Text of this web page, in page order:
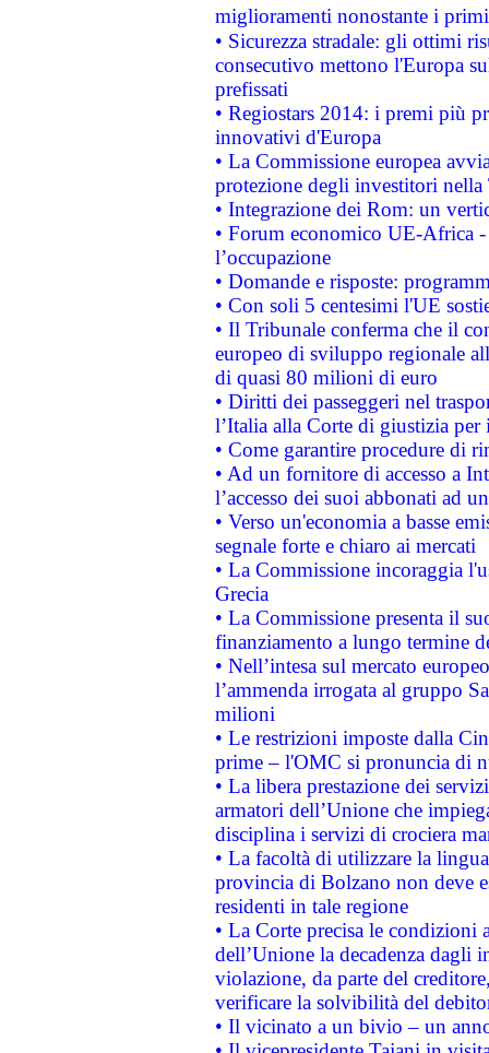
miglioramenti nonostante i
• Sicurezza stradale: gli ottimi
consecutivo mettono l'Europa
prefissati
• Regiostars 2014: i premi più
innovativi d'Europa
• La Commissione europea
protezione degli investitori
• Integrazione dei Rom: un
• Forum economico UE-Africa -
l’occupazione
• Domande e risposte:
• Con soli 5 centesimi l'UE
• Il Tribunale conferma che il
europeo di sviluppo regionale
di quasi 80 milioni di euro
• Diritti dei passeggeri nel
l’Italia alla Corte di giustizia
• Come garantire procedure di
• Ad un fornitore di accesso a
l’accesso dei suoi abbonati ad
• Verso un'economia a basse
segnale forte e chiaro ai mercati
• La Commissione incoraggia
Grecia
• La Commissione presenta il
finanziamento a lungo termine
• Nell’intesa sul mercato
l’ammenda irrogata al gruppo
milioni
• Le restrizioni imposte dalla
prime – l'OMC si pronuncia di
• La libera prestazione dei
armatori dell’Unione che
disciplina i servizi di crociera
• La facoltà di utilizzare la
provincia di Bolzano non deve
residenti in tale regione
• La Corte precisa le
dell’Unione la decadenza dagli
violazione, da parte del
verificare la solvibilità del
• Il vicinato a un bivio – un